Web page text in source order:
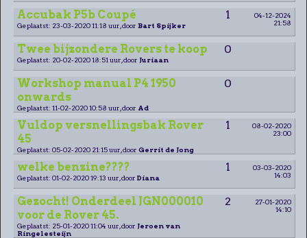
Accubak P5b Coupé 1
04-12-2024
21:58
Geplaatst: 23-03-2020 11:18 uur, door Bart Spijker
Twee bijzondere Rovers te koop 0
Geplaatst: 20-02-2020 18:51 uur, door Juriaan
Workshop manual P4 1950
onwards
0
Geplaatst: 11-02-2020 10:58 uur, door Ad
Vuldop versnellingsbak Rover
45
1
08-02-2020
23:00
Geplaatst: 05-02-2020 21:15 uur, door Gerrit de Jong
welke benzine???? 1
03-03-2020
14:03
Geplaatst: 01-02-2020 19:13 uur, door Diana
Gezocht! Onderdeel JGN000010
voor de Rover 45.
2
27-01-2020
14:10
Geplaatst: 25-01-2020 11:04 uur, door Jeroen van
Ringelesteijn